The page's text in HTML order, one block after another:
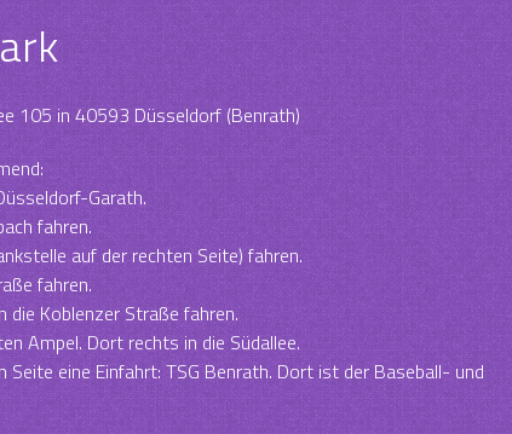
105 in 40593 Düsseldorf (Benrath)
Garath.
fahren.
auf der rechten Seite) fahren.
fahren.
Koblenzer Straße fahren.
Ampel. Dort rechts in die Südallee.
eine Einfahrt: TSG Benrath. Dort ist der Baseball- und